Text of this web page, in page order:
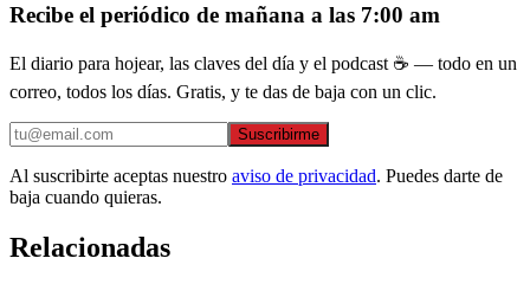
Recibe el periódico de mañana a las 7:00 am
El diario para hojear, las claves del día y el podcast ☕ — todo en un
correo, todos los días. Gratis, y te das de baja con un clic.
Suscribirme
Al suscribirte aceptas nuestro aviso de privacidad. Puedes darte de
baja cuando quieras.
Relacionadas